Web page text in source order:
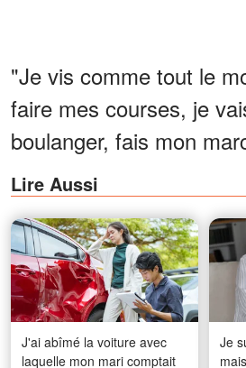
"Je vis comme tout le
faire mes courses, je
boulanger, fais mon
Lire Aussi
J'ai abîmé la voiture avec
laquelle mon mari comptait
Je